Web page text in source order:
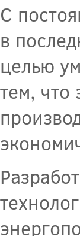
С
в
целью
тем, что